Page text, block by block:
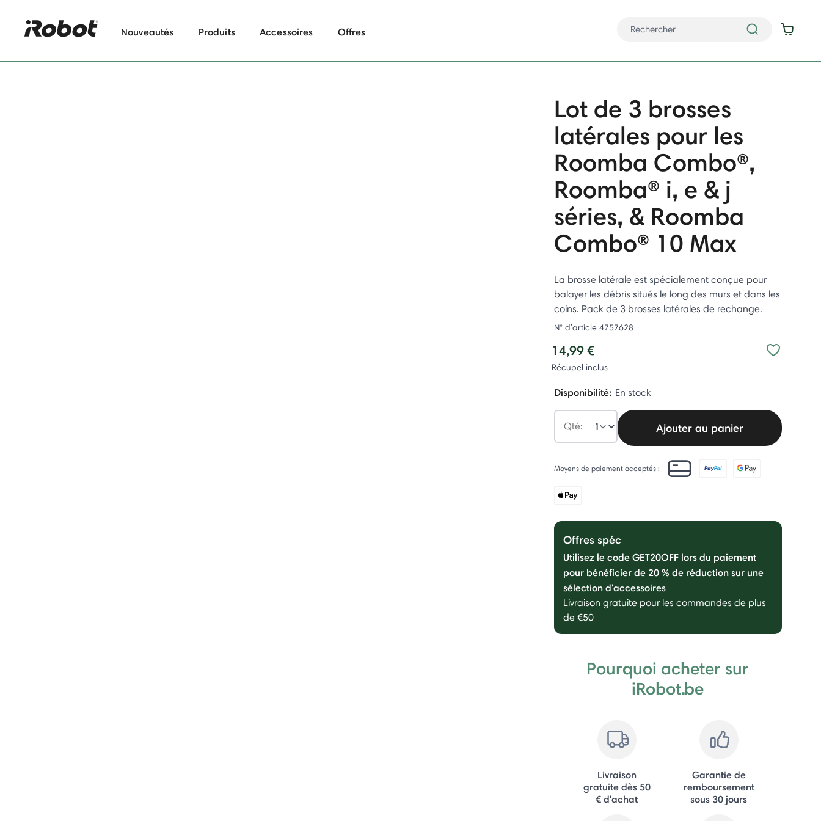
Nouveautés Produits Accessoires Offres
Lot de 3 brosses
latérales pour les
Roomba Combo®,
Roomba® i, e & j
séries, & Roomba
Combo® 10 Max
La brosse latérale est spécialement conçue pour
balayer les débris situés le long des murs et dans les
coins. Pack de 3 brosses latérales de rechange.
N° d’article 4757628
14,99 €
Récupel inclus
Disponibilité: En stock
Qté: Ajouter au panier
Moyens de paiement acceptés :
Offres spéc
Utilisez le code GET20OFF lors du paiement
pour bénéficier de 20 % de réduction sur une
sélection d'accessoires
Livraison gratuite pour les commandes de plus
de €50
Pourquoi acheter sur
iRobot.be
Livraison
gratuite dès 50
€ d'achat
Garantie de
remboursement
sous 30 jours